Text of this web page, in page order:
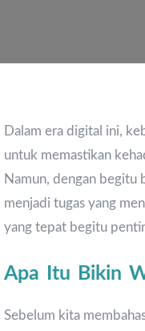
Dalam era digital ini,
untuk memastikan
Namun, dengan begitu
menjadi tugas yang
yang tepat begitu
Apa Itu Bikin
Sebelum kita